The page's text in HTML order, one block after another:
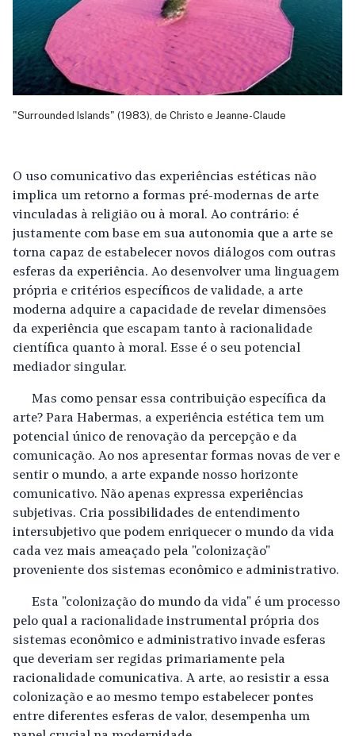
"Surrounded Islands" (1983), de Christo e Jeanne-Claude
O uso comunicativo das experiências estéticas não
implica um retorno a formas pré-modernas de arte
vinculadas à religião ou à moral. Ao contrário: é
justamente com base em sua autonomia que a arte se
torna capaz de estabelecer novos diálogos com outras
esferas da experiência. Ao desenvolver uma linguagem
própria e critérios específicos de validade, a arte
moderna adquire a capacidade de revelar dimensões
da experiência que escapam tanto à racionalidade
científica quanto à moral. Esse é o seu potencial
mediador singular.
Mas como pensar essa contribuição específica da
arte? Para Habermas, a experiência estética tem um
potencial único de renovação da percepção e da
comunicação. Ao nos apresentar formas novas de ver e
sentir o mundo, a arte expande nosso horizonte
comunicativo. Não apenas expressa experiências
subjetivas. Cria possibilidades de entendimento
intersubjetivo que podem enriquecer o mundo da vida
cada vez mais ameaçado pela "colonização"
proveniente dos sistemas econômico e administrativo.
Esta "colonização do mundo da vida" é um processo
pelo qual a racionalidade instrumental própria dos
sistemas econômico e administrativo invade esferas
que deveriam ser regidas primariamente pela
racionalidade comunicativa. A arte, ao resistir a essa
colonização e ao mesmo tempo estabelecer pontes
entre diferentes esferas de valor, desempenha um